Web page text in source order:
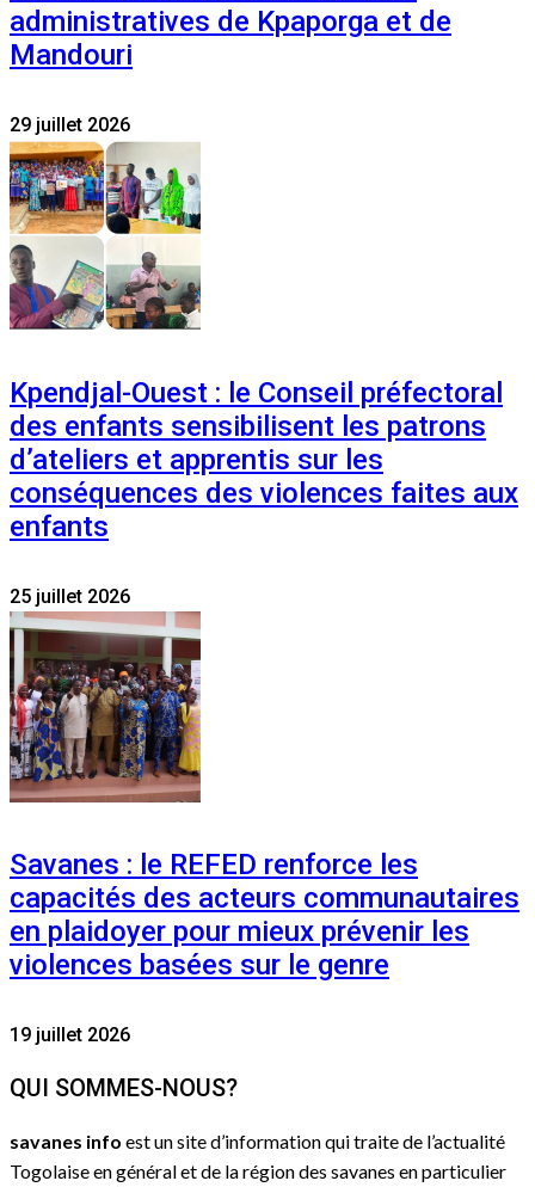
administratives de Kpaporga et de
Mandouri
29 juillet 2026
Kpendjal-Ouest : le Conseil préfectoral
des enfants sensibilisent les patrons
d’ateliers et apprentis sur les
conséquences des violences faites aux
enfants
25 juillet 2026
Savanes : le REFED renforce les
capacités des acteurs communautaires
en plaidoyer pour mieux prévenir les
violences basées sur le genre
19 juillet 2026
QUI SOMMES-NOUS?
savanes info est un site d’information qui traite de l’actualité
Togolaise en général et de la région des savanes en particulier